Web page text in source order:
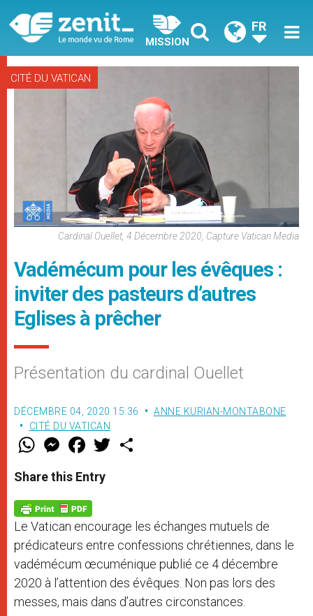
MISSION
FR
CITÉ DU VATICAN
Cardinal Ouellet, 4 Décembre 2020, Capture Vatican Media
Vadémécum pour les évêques :
inviter des pasteurs d’autres
Eglises à prêcher
Présentation du cardinal Ouellet
DÉCEMBRE 04, 2020 15:36
ANNE KURIAN-MONTABONE
CITÉ DU VATICAN
W
t
s
p
p
M
e
s
e
g
e
r
F
a
e
b
o
k
w
Share this Entry
Le Vatican encourage les échanges mutuels de
prédicateurs entre confessions chrétiennes, dans le
vadémécum œcuménique publié ce 4 décembre
2020 à l’attention des évêques. Non pas lors des
messes, mais dans d’autres circonstances.